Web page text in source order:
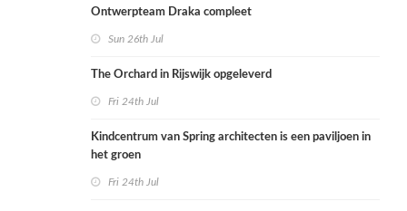
Ontwerpteam Draka compleet
Sun 26th Jul
The Orchard in Rijswijk opgeleverd
Fri 24th Jul
Kindcentrum van Spring architecten is een paviljoen in
het groen
Fri 24th Jul